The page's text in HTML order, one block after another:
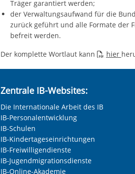
Träger garantiert werden;
der Verwaltungsaufwand für die
zurück geführt und alle Formate der
befreit werden.
Der komplette Wortlaut kann
hier
Zentrale IB-Websites:
Die Internationale Arbeit des IB
IB-Personalentwicklung
IB-Schulen
IB-Kindertageseinrichtungen
IB-Freiwilligendienste
IB-Jugendmigrationsdienste
IB-Online-Akademie